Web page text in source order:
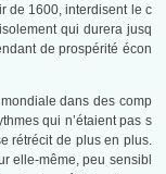
de 1600, interdisent le c
qui durera jusq
de prospérité écon
dans des comp
qui n’étaient pas s
rétrécit de plus en plus.
elle-même, peu sensibl